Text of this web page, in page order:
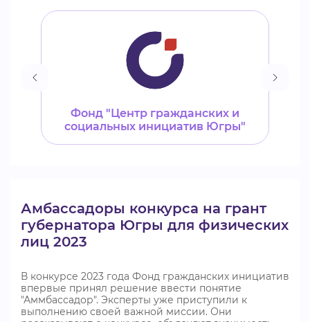
Фонд "Центр гражданских и
социальных инициатив Югры"
Амбассадоры конкурса на грант
губернатора Югры для физических
лиц 2023
В конкурсе 2023 года Фонд гражданских инициатив
впервые принял решение ввести понятие
"Аммбассадор". Эксперты уже приступили к
выполнению своей важной миссии. Они